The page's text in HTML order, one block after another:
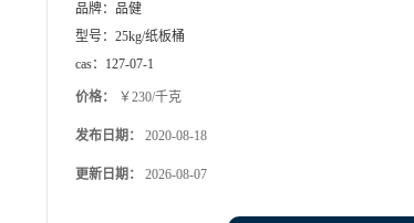
品牌： 品健
型号： 25kg/纸板桶
cas： 127-07-1
价格： ￥230/千克
发布日期： 2020-08-18
更新日期： 2026-08-07